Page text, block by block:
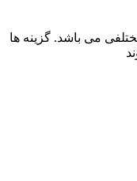
می باشد. گزینه ها